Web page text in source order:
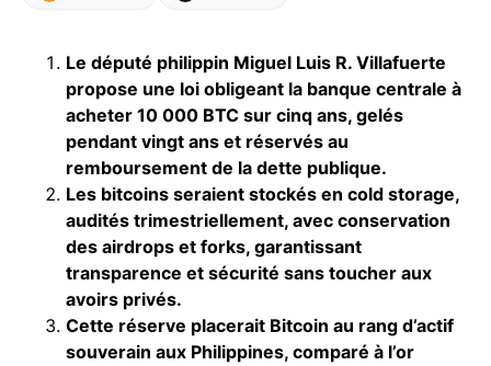
Le député philippin Miguel Luis R. Villafuerte
propose une loi obligeant la banque centrale à
acheter 10 000 BTC sur cinq ans, gelés
pendant vingt ans et réservés au
remboursement de la dette publique.
Les bitcoins seraient stockés en cold storage,
audités trimestriellement, avec conservation
des airdrops et forks, garantissant
transparence et sécurité sans toucher aux
avoirs privés.
Cette réserve placerait Bitcoin au rang d’actif
souverain aux Philippines, comparé à l’or